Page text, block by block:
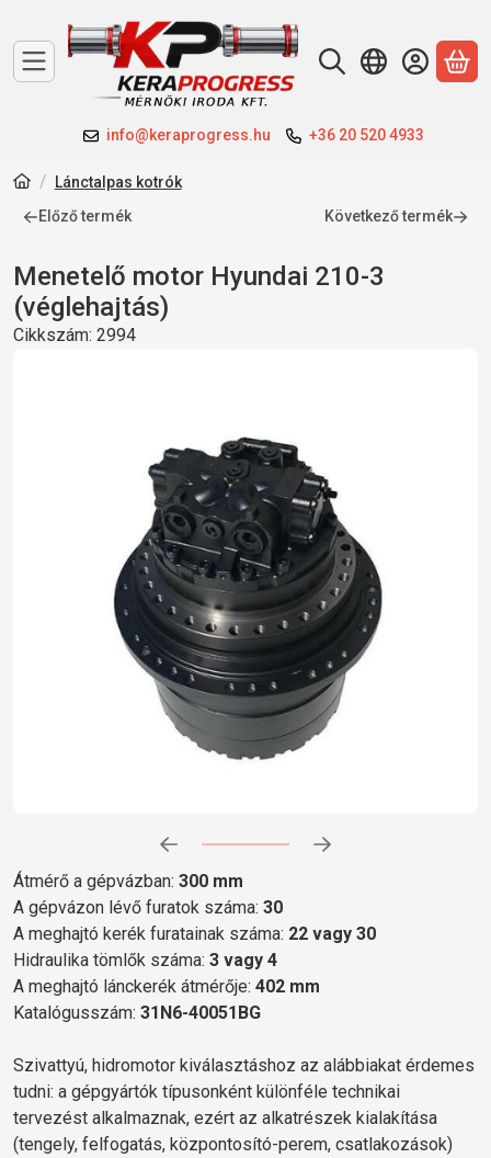
info@keraprogress.hu +36 20 520 4933
A
Lánctalpas kotrók
Előző termék
Következő termék
Menetelő motor Hyundai 210-3
(véglehajtás)
Cikkszám: 2994
Átmérő a gépvázban: 300 mm
A gépvázon lévő furatok száma: 30
A meghajtó kerék furatainak száma: 22 vagy 30
Hidraulika tömlők száma: 3 vagy 4
A meghajtó lánckerék átmérője: 402 mm
Katalógusszám: 31N6-40051BG
Szivattyú, hidromotor kiválasztáshoz az alábbiakat érdemes
tudni: a gépgyártók típusonként különféle technikai
tervezést alkalmaznak, ezért az alkatrészek kialakítása
(tengely, felfogatás, központosító-perem, csatlakozások)